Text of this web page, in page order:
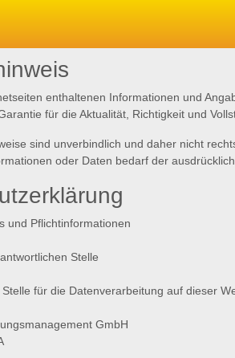
enthaltenen Informationen und
für die Aktualität, Richtigkeit und
sind unverbindlich und daher nicht
oder Daten bedarf der
und Pflichtinformationen
Stelle
für die Datenverarbeitung auf dieser
GmbH